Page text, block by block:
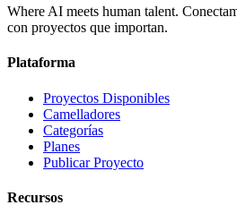
Where AI meets human talent.
con proyectos que importan.
Plataforma
Proyectos Disponibles
Camelladores
Categorías
Planes
Publicar Proyecto
Recursos